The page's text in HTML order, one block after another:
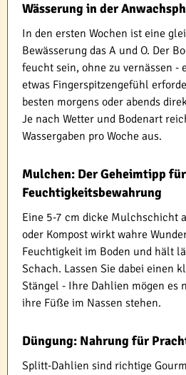
Wässerung in der
In den ersten Wochen ist eine
Bewässerung das A und O. Der
feucht sein, ohne zu vernässen -
etwas Fingerspitzengefühl
besten morgens oder abends
Je nach Wetter und Bodenart
Wassergaben pro Woche aus.
Mulchen: Der Geheimtipp für
Feuchtigkeitsbewahrung
Eine 5-7 cm dicke Mulchschicht
oder Kompost wirkt wahre
Feuchtigkeit im Boden und hält
Schach. Lassen Sie dabei einen
Stängel - Ihre Dahlien mögen es
ihre Füße im Nassen stehen.
Düngung: Nahrung für
Splitt-Dahlien sind richtige